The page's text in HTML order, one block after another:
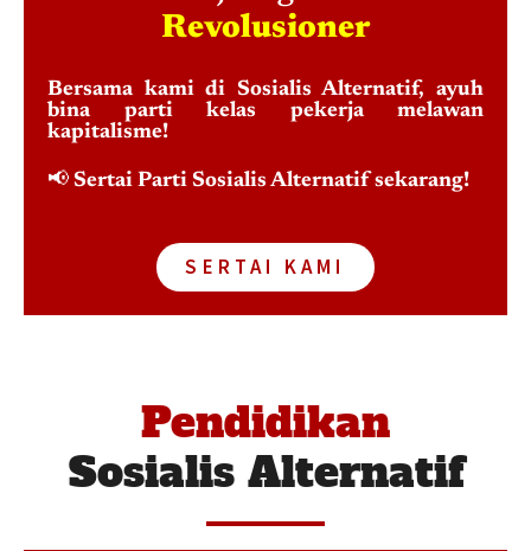
Revolusioner
Bersama kami di Sosialis Alternatif, ayuh
bina parti kelas pekerja melawan
kapitalisme!
📢 Sertai Parti Sosialis Alternatif sekarang!
SERTAI KAMI
Pendidikan
Sosialis Alternatif